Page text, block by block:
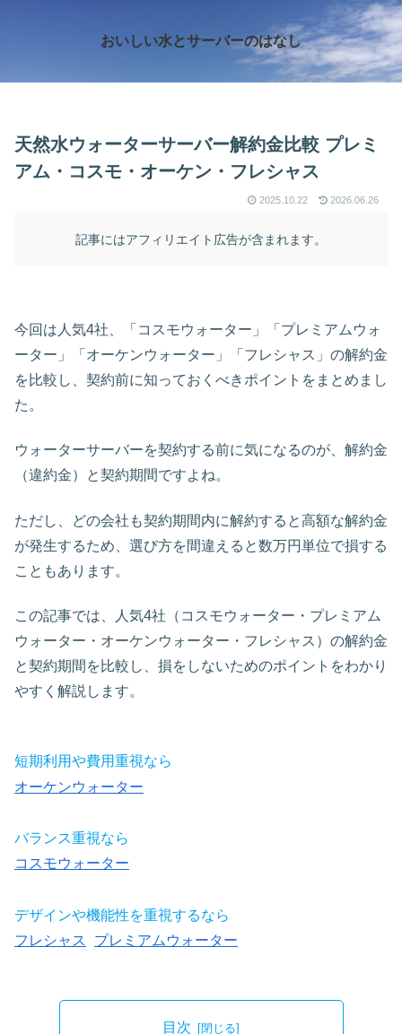
おいしい水とサーバーのはなし
天然水ウォーターサーバー解約金比較 プレミ
アム・コスモ・オーケン・フレシャス
2025.10.22 2026.06.26
記事にはアフィリエイト広告が含まれます。
今回は人気4社、「コスモウォーター」「プレミアムウォ
ーター」「オーケンウォーター」「フレシャス」の解約金
を比較し、契約前に知っておくべきポイントをまとめまし
た。
ウォーターサーバーを契約する前に気になるのが、解約金
（違約金）と契約期間ですよね。
ただし、どの会社も契約期間内に解約すると高額な解約金
が発生するため、選び方を間違えると数万円単位で損する
こともあります。
この記事では、人気4社（コスモウォーター・プレミアム
ウォーター・オーケンウォーター・フレシャス）の解約金
と契約期間を比較し、損をしないためのポイントをわかり
やすく解説します。
短期利用や費用重視なら
オーケンウォーター
バランス重視なら
コスモウォーター
デザインや機能性を重視するなら
フレシャス
プレミアムウォーター
目次